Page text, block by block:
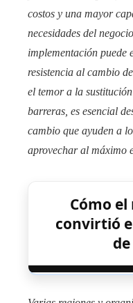
costos y una mayor
necesidades del
implementación puede
resistencia al cambio
el temor a la
barreras, es esencial
cambio que ayuden a
aprovechar al máximo
Cómo
convirtió